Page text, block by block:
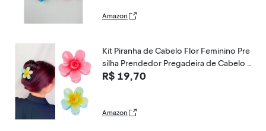
Amazon
Kit Piranha de Cabelo Flor Feminino Pre
silha Prendedor Pregadeira de Cabelo F
lor BBB Maxi Praia Havaiana Blogueira A
Verde)
R$ 19,70
Amazon